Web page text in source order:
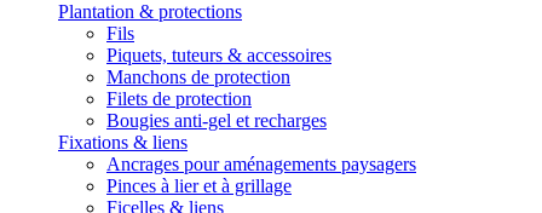
Plantation & protections
Fils
Piquets, tuteurs & accessoires
Manchons de protection
Filets de protection
Bougies anti-gel et recharges
Fixations & liens
Ancrages pour aménagements paysagers
Pinces à lier et à grillage
Ficelles & liens